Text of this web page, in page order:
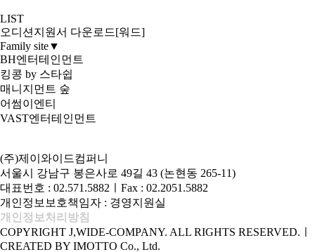
LIST
오디션지원서 다운로드[워드]
Family site▼
BH엔터테인먼트
킹콩 by 스타쉽
매니지먼트 숲
어썸이엔티
VAST엔터테인먼트
(주)제이와이드컴퍼니
서울시 강남구 봉은사로 49길 43 (논현동 265-11)
대표번호 : 02.571.5882
Fax : 02.2051.5882
개인정보보호책임자 : 경영지원실
개인정보처리방침
COPYRIGHT J,WIDE-COMPANY. ALL RIGHTS RESERVED.
CREATED BY IMOTTO Co., Ltd.